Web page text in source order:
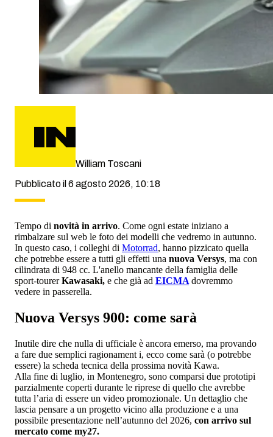
William Toscani
Pubblicato il 6 agosto 2026, 10:18
Tempo di novità in arrivo. Come ogni estate iniziano a
rimbalzare sul web le foto dei modelli che vedremo in autunno.
In questo caso, i colleghi di Motorrad, hanno pizzicato quella
che potrebbe essere a tutti gli effetti una nuova Versys, ma con
cilindrata di 948 cc. L'anello mancante della famiglia delle
sport-tourerKawasaki, e che già ad EICMA dovremmo
vedere in passerella.
Nuova Versys 900: come sarà
Inutile dire che nulla di ufficiale è ancora emerso, ma provando
a fare due semplici ragionament i, ecco come sarà (o potrebbe
essere) la scheda tecnica della prossima novità Kawa.
Alla fine di luglio, in Montenegro, sono comparsi due prototipi
parzialmente coperti durante le riprese di quello che avrebbe
tutta l’aria di essere un video promozionale. Un dettaglio che
lascia pensare a un progetto vicino alla produzione e a una
possibile presentazione nell’autunno del 2026, con arrivo sul
mercato come my27.